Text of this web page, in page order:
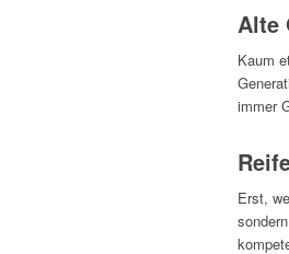
Alte
Kaum
immer
Erst,